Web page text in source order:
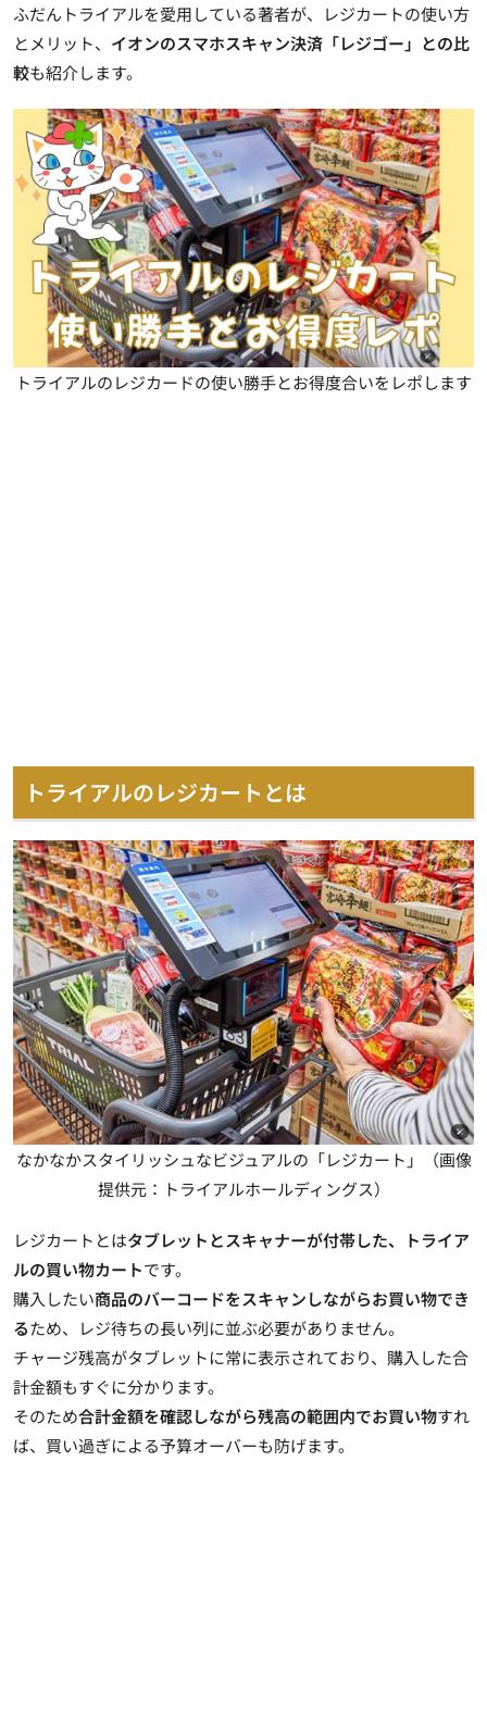
ふだんトライアルを愛用している著者が、レジカートの使い方
とメリット、 イオンのスマホスキャン決済「レジゴー」との比
較も紹介します。
トライアルのレジカードの使い勝手とお得度合いをレポします
トライアルのレジカートとは
なかなかスタイリッシュなビジュアルの「レジカート」（画像
提供元：トライアルホールディングス）
レジカート とはタブレットとスキャナーが付帯した、トライア
ルの買い物カートです。
購入したい商品のバーコードをスキャンしながらお買い物でき
るため、レジ待ちの長い列に並ぶ必要がありません。
チャージ残高がタブレットに常に表示されており、購入した合
計金額もすぐに分かります。
そのため合計金額を確認しながら残高の範囲内でお買い物すれ
ば、買い過ぎによる予算オーバーも防げます。